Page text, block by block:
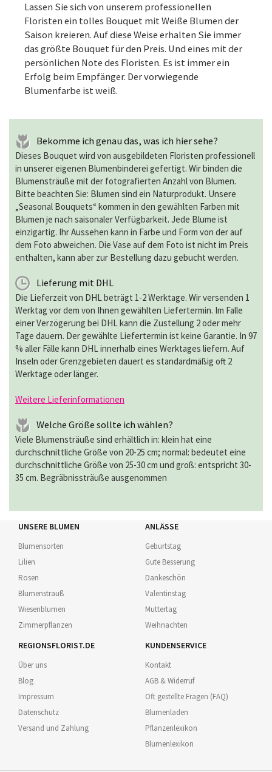
Lassen Sie sich von unserem professionellen
Floristen ein tolles Bouquet mit Weiße Blumen der
Saison kreieren. Auf diese Weise erhalten Sie immer
das größte Bouquet für den Preis. Und eines mit der
persönlichen Note des Floristen. Es ist immer ein
Erfolg beim Empfänger. Der vorwiegende
Blumenfarbe ist weiß.
Bekomme ich genau das, was ich hier sehe?
Dieses Bouquet wird von ausgebildeten Floristen professionell
in unserer eigenen Blumenbinderei gefertigt. Wir binden die
Blumensträuße mit der fotografierten Anzahl von Blumen.
Bitte beachten Sie: Blumen sind ein Naturprodukt. Unsere
„Seasonal Bouquets“ kommen in den gewählten Farben mit
Blumen je nach saisonaler Verfügbarkeit. Jede Blume ist
einzigartig. Ihr Aussehen kann in Farbe und Form von der auf
dem Foto abweichen. Die Vase auf dem Foto ist nicht im Preis
enthalten, kann aber zur Bestellung dazu gebucht werden.
Lieferung mit DHL
Die Lieferzeit von DHL beträgt 1-2 Werktage. Wir versenden 1
Werktag vor dem von Ihnen gewählten Liefertermin. Im Falle
einer Verzögerung bei DHL kann die Zustellung 2 oder mehr
Tage dauern. Der gewählte Liefertermin ist keine Garantie. In 97
% aller Fälle kann DHL innerhalb eines Werktages liefern. Auf
Inseln oder Grenzgebieten dauert es standardmäßig oft 2
Werktage oder länger.
Weitere Lieferinformationen
Welche Größe sollte ich wählen?
Viele Blumensträuße sind erhältlich in: klein hat eine
durchschnittliche Größe von 20-25 cm; normal: bedeutet eine
durchschnittliche Größe von 25-30 cm und groß: entspricht 30-
35 cm. Begräbnissträuße ausgenommen
UNSERE BLUMEN
Blumensorten
Lilien
Rosen
Blumenstrauß
Wiesenblumen
Zimmerpflanzen
ANLÄSSE
Geburtstag
Gute Besserung
Dankeschön
Valentinstag
Muttertag
Weihnachten
REGIONSFLORIST.DE
Über uns
Blog
Impressum
Datenschutz
Versand und Zahlung
KUNDENSERVICE
Kontakt
AGB & Widerruf
Oft gestellte Fragen (FAQ)
Blumenladen
Pflanzenlexikon
Blumenlexikon